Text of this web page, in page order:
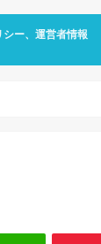
ー、運営者情報